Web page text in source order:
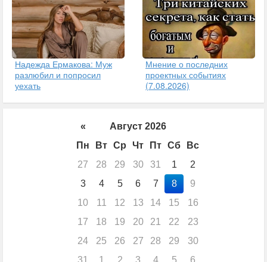
Надежда Ермакова: Муж
разлюбил и попросил
уехать
Мнение о последних
проектных событиях
(7.08.2026)
«
Август 2026
Пн
Вт Ср Чт Пт Сб
Вс
27
28 29 30 31 1
2
3
4 5 6 7 8
9
10
11 12 13 14 15
16
17
18 19 20 21 22
23
24
25 26 27 28 29
30